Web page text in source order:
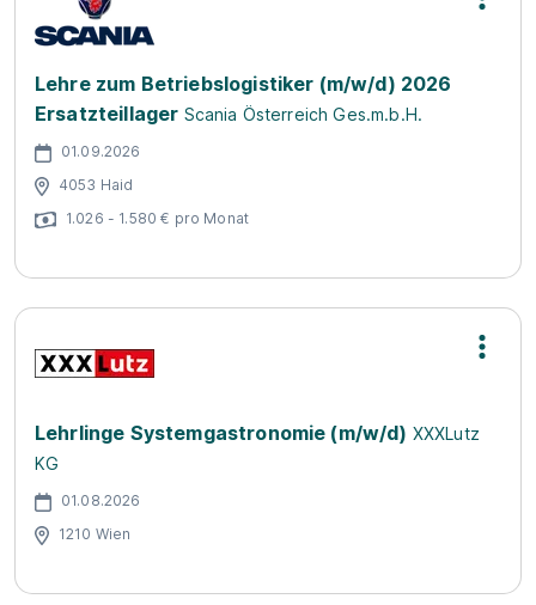
Lehre zum Betriebslogistiker (m/w/d) 2026
Ersatzteillager Scania Österreich Ges.m.b.H.
01.09.2026
4053 Haid
1.026 - 1.580 € pro Monat
Lehrlinge Systemgastronomie (m/w/d) XXXLutz
KG
01.08.2026
1210 Wien